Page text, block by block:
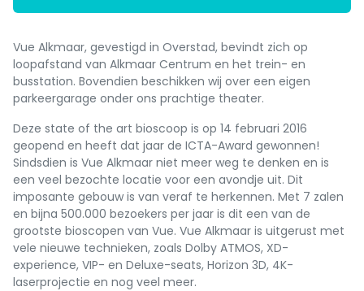
Vue Alkmaar, gevestigd in Overstad, bevindt zich op
loopafstand van Alkmaar Centrum en het trein- en
busstation. Bovendien beschikken wij over een eigen
parkeergarage onder ons prachtige theater.
Deze state of the art bioscoop is op 14 februari 2016
geopend en heeft dat jaar de ICTA-Award gewonnen!
Sindsdien is Vue Alkmaar niet meer weg te denken en is
een veel bezochte locatie voor een avondje uit. Dit
imposante gebouw is van veraf te herkennen. Met 7 zalen
en bijna 500.000 bezoekers per jaar is dit een van de
grootste bioscopen van Vue. Vue Alkmaar is uitgerust met
vele nieuwe technieken, zoals Dolby ATMOS, XD-
experience, VIP- en Deluxe-seats, Horizon 3D, 4K-
laserprojectie en nog veel meer.